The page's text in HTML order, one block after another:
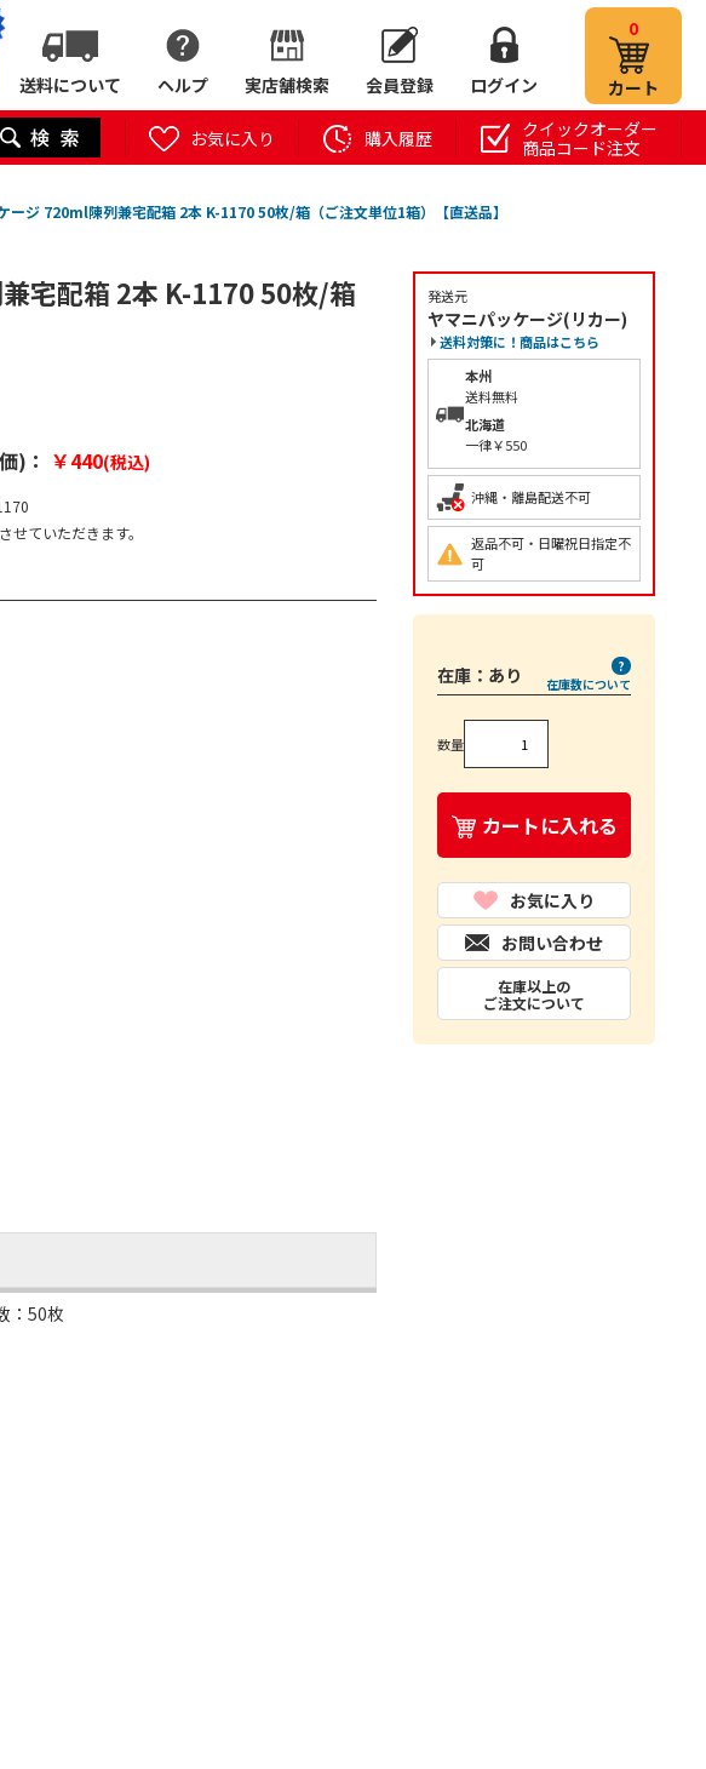
送料について ヘルプ 実店舗検索 会員登録 ログイン
0
カート
お気に入り 購入履歴
クイックオーダー
商品コード注文
ージ 720ml陳列兼宅配箱 2本 K-1170 50枚/箱（ご注文単位1箱）【直送品】
宅配箱 2本 K-1170 50枚/箱
)： ￥440(税込)
ていただきます。
：50枚
発送元
ヤマニパッケージ(リカー)
送料対策に！商品はこちら
本州
送料無料
北海道
一律￥550
沖縄・離島配送不可
返品不可・日曜祝日指定不
可
在庫： あり 在庫数について
数量
カートに入れる
お気に入り
お問い合わせ
在庫以上の
ご注文について